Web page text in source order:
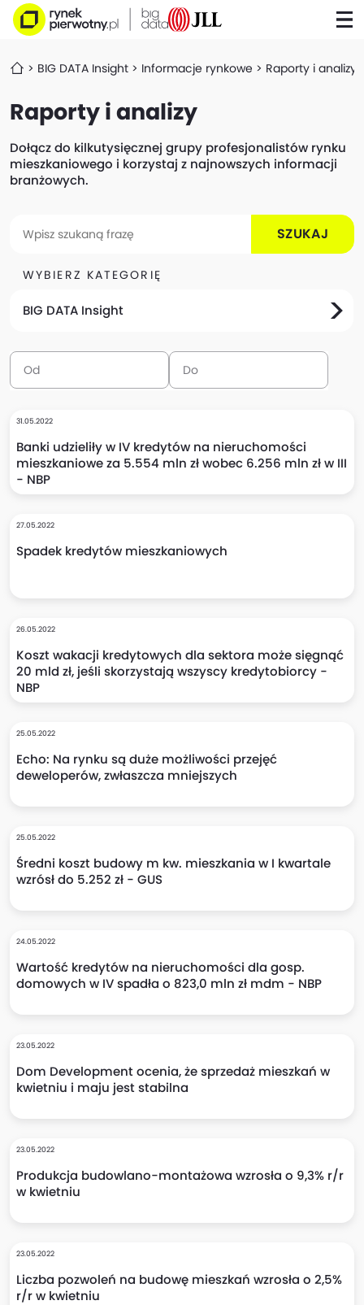
BIG DATA Insight Informacje rynkowe Raporty i analizy
Raporty i analizy
Dołącz do kilkutysięcznej grupy profesjonalistów rynku
mieszkaniowego i korzystaj z najnowszych informacji
branżowych.
SZUKAJ
WYBIERZ KATEGORIĘ
BIG DATA Insight
31.05.2022
Banki udzieliły w IV kredytów na nieruchomości
mieszkaniowe za 5.554 mln zł wobec 6.256 mln zł w III
- NBP
27.05.2022
Spadek kredytów mieszkaniowych
26.05.2022
Koszt wakacji kredytowych dla sektora może sięgnąć
20 mld zł, jeśli skorzystają wszyscy kredytobiorcy -
NBP
25.05.2022
Echo: Na rynku są duże możliwości przejęć
deweloperów, zwłaszcza mniejszych
25.05.2022
Średni koszt budowy m kw. mieszkania w I kwartale
wzrósł do 5.252 zł - GUS
24.05.2022
Wartość kredytów na nieruchomości dla gosp.
domowych w IV spadła o 823,0 mln zł mdm - NBP
23.05.2022
Dom Development ocenia, że sprzedaż mieszkań w
kwietniu i maju jest stabilna
23.05.2022
Produkcja budowlano-montażowa wzrosła o 9,3% r/r
w kwietniu
23.05.2022
Liczba pozwoleń na budowę mieszkań wzrosła o 2,5%
r/r w kwietniu